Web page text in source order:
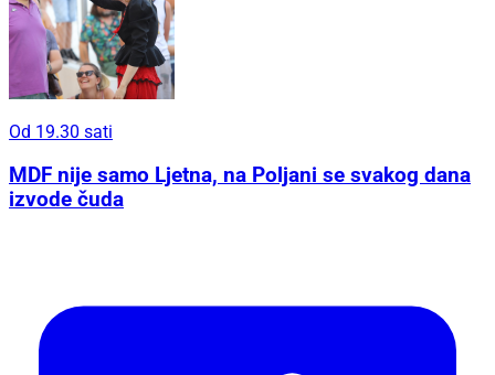
Od 19.30 sati
MDF nije samo Ljetna, na Poljani se svakog dana
izvode čuda